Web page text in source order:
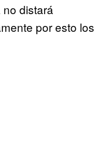
distará
por esto los